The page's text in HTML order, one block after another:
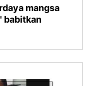
mangsa
babitkan